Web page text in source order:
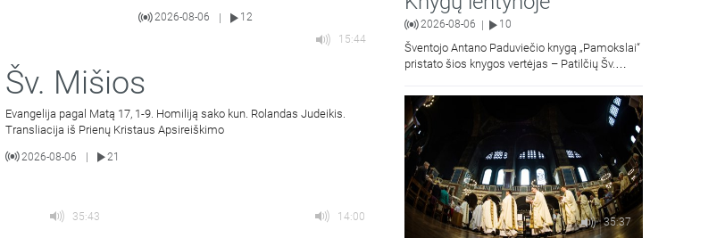
2026-08-06
12
15:44
Šv. Mišios
Evangelija pagal Matą 17, 1-9. Homiliją sako kun. Rolandas Judeikis.
Transliacija iš Prienų Kristaus Apsireiškimo
2026-08-06 21
35:43 14:00
2026-08-06 10
Šventojo Antano Paduviečio knygą „Pamokslai“
pristato šios knygos vertėjas – Patilčių Šv.
moralinės teologijos dr. Algirdas Petras
35:37